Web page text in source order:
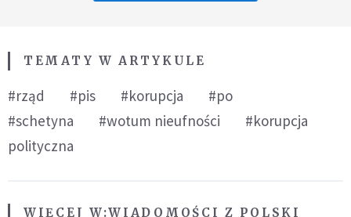
TEMATY W ARTYKULE
#rząd #pis #korupcja
#po
#schetyna
#wotum nieufności
#korupcja
polityczna
WIĘCEJ W:WIADOMOŚCI Z POLSKI